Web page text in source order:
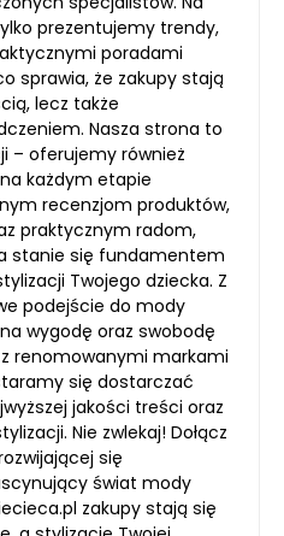
prezentujemy trendy,
poradami
sprawia, że zakupy stają
lecz także
Nasza strona to
– oferujemy również
każdym etapie
recenzjom produktów,
praktycznym radom,
stanie się fundamentem
Twojego dziecka. Z
podejście do mody
wygodę oraz swobodę
renomowanymi markami
się dostarczać
jakości treści oraz
Nie zwlekaj! Dołącz
się
świat mody
zakupy stają się